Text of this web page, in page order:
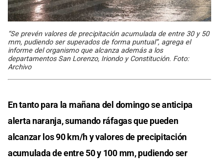
“Se prevén valores de precipitación acumulada de entre 30 y 50
mm, pudiendo ser superados de forma puntual”, agrega el
informe del organismo que alcanza además a los
departamentos San Lorenzo, Iriondo y Constitución. Foto:
Archivo
En tanto para la mañana del domingo se anticipa
alerta naranja, sumando ráfagas que pueden
alcanzar los 90 km/h y valores de precipitación
acumulada de entre 50 y 100 mm, pudiendo ser